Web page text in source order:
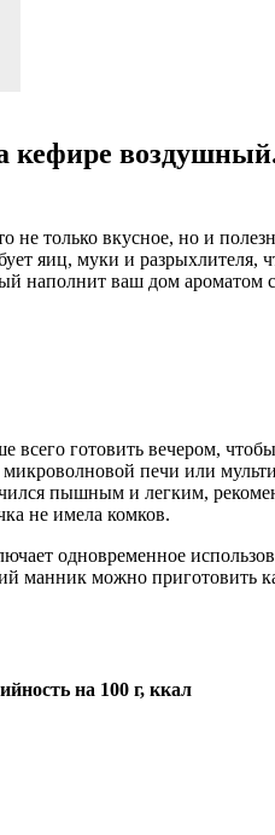
воздушный.
только вкусное, но и
яиц, муки и разрыхлителя,
наполнит ваш дом ароматом
готовить вечером,
печи или
пышным и легким,
не имела комков.
одновременное
манник можно приготовить
на 100 г, ккал